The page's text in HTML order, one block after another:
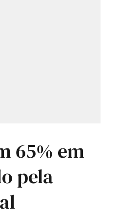
65% em
pela